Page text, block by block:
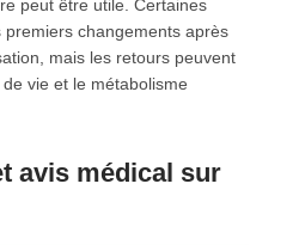
peut être utile. Certaines
changements après
mais les retours peuvent
vie et le métabolisme
avis médical sur